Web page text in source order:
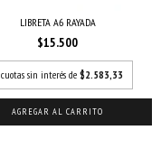
LIBRETA A6 RAYADA
$15.500
cuotas sin interés de $2.583,33
AGREGAR AL CARRITO